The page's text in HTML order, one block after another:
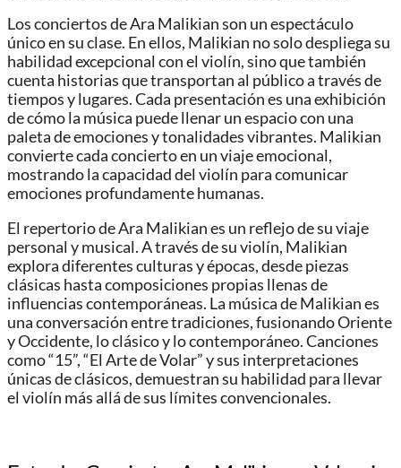
Los conciertos de Ara Malikian son un espectáculo
único en su clase. En ellos, Malikian no solo despliega su
habilidad excepcional con el violín, sino que también
cuenta historias que transportan al público a través de
tiempos y lugares. Cada presentación es una exhibición
de cómo la música puede llenar un espacio con una
paleta de emociones y tonalidades vibrantes. Malikian
convierte cada concierto en un viaje emocional,
mostrando la capacidad del violín para comunicar
emociones profundamente humanas.
El repertorio de Ara Malikian es un reflejo de su viaje
personal y musical. A través de su violín, Malikian
explora diferentes culturas y épocas, desde piezas
clásicas hasta composiciones propias llenas de
influencias contemporáneas. La música de Malikian es
una conversación entre tradiciones, fusionando Oriente
y Occidente, lo clásico y lo contemporáneo. Canciones
como “15”, “El Arte de Volar” y sus interpretaciones
únicas de clásicos, demuestran su habilidad para llevar
el violín más allá de sus límites convencionales.